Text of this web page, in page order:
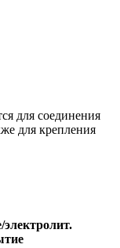
для соединения
для крепления
электролит.